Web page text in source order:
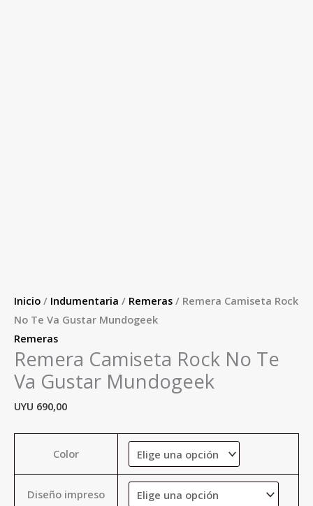
Inicio / Indumentaria / Remeras / Remera Camiseta Rock
No Te Va Gustar Mundogeek
Remeras
Remera Camiseta Rock No Te
Va Gustar Mundogeek
UYU 690,00
Color
Diseño impreso